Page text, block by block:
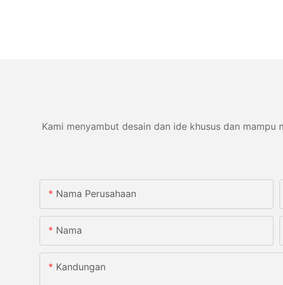
Kami menyambut desain dan ide khusus dan
Nama Perusahaan
Nama
Kandungan